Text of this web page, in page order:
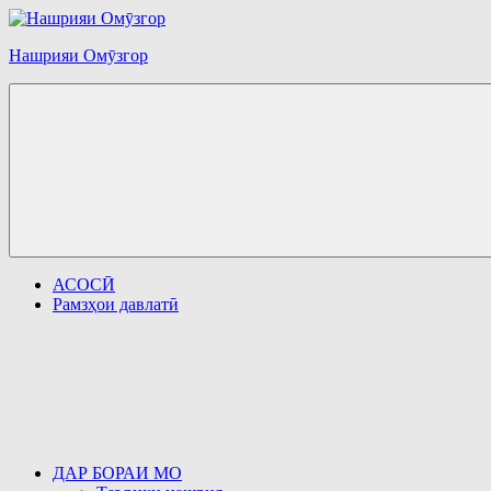
Перейти
содержимому
Нашрияи Омӯзгор
АСОСӢ
Рамзҳои давлатӣ
ДАР БОРАИ МО